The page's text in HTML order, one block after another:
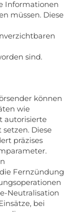
Informationen
müssen. Diese
sind.
können
wie
autorisierte
Diese
präzises
Fernzündung
Neutralisation
bei